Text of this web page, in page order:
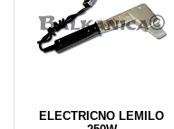
ELECTRICNO LEMILO